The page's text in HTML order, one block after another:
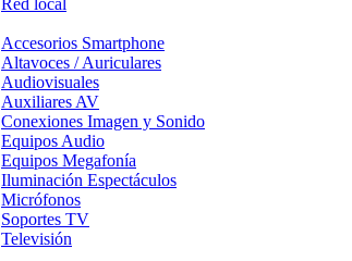
Red local
Accesorios Smartphone
Altavoces / Auriculares
Audiovisuales
Auxiliares AV
Conexiones Imagen y Sonido
Equipos Audio
Equipos Megafonía
Iluminación Espectáculos
Micrófonos
Soportes TV
Televisión